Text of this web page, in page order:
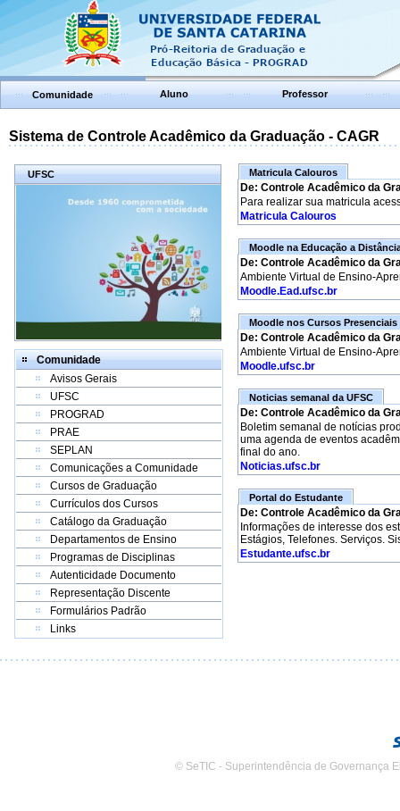
Comunidade Aluno Professor
Sistema de Controle Acadêmico da Graduação - CAGR
UFSC
Comunidade
Avisos Gerais
UFSC
PROGRAD
PRAE
SEPLAN
Comunicações a Comunidade
Cursos de Graduação
Currículos dos Cursos
Catálogo da Graduação
Departamentos de Ensino
Programas de Disciplinas
Autenticidade Documento
Representação Discente
Formulários Padrão
Links
Matricula Calouros
De: Controle Acadêmico da
Para realizar sua matricula
Matricula Calouros
Moodle na Educação a
De: Controle Acadêmico da
Ambiente Virtual de Ensino-
Moodle.Ead.ufsc.br
Moodle nos Cursos Presenciais
De: Controle Acadêmico da
Ambiente Virtual de Ensino-
Moodle.ufsc.br
Noticias semanal da UFSC
De: Controle Acadêmico da
Boletim semanal de notícias
uma agenda de eventos
final do ano.
Noticias.ufsc.br
Portal do Estudante
De: Controle Acadêmico da
Informações de interesse dos
Estágios, Telefones. Serviços.
Estudante.ufsc.br
© SeTIC - Superintendência de Governança